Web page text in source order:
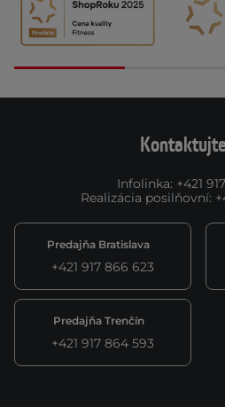
Infolinka: +421
Realizácia posilňovní:
Predajňa Bratislava
+421 917 866 623
Predajňa Trenčín
+421 917 864 593